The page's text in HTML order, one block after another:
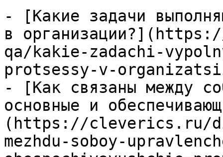
- [Какие задачи
в
qa/kakie-zadachi-
protsessy-v-
- [Как связаны между
основные и
(https://cleverics.ru/
mezhdu-soboy-